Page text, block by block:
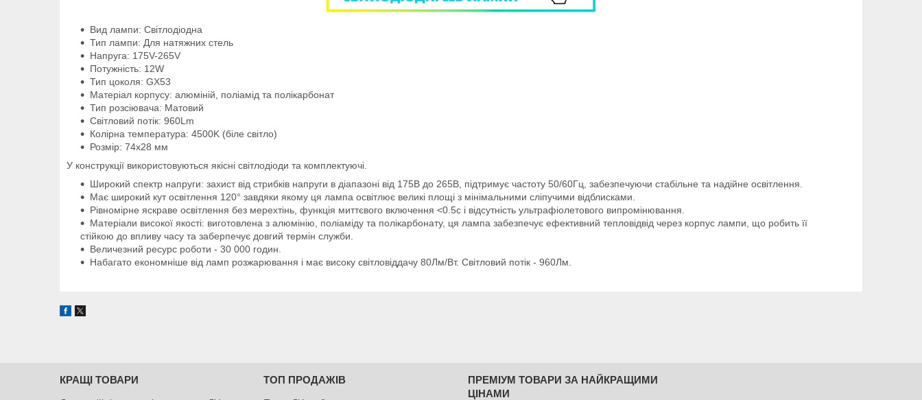
Вид лампи: Світлодіодна
Тип лампи: Для натяжних стель
Напруга: 175V-265V
Потужність: 12W
Тип цоколя: GX53
Матеріал корпусу: алюміній, поліамід та полікарбонат
Тип розсіювача: Матовий
Світловий потік: 960Lm
Колірна температура: 4500K (біле світло)
Розмір: 74х28 мм
У конструкції використовуються якісні світлодіоди та комплектуючі.
Широкий спектр напруги: захист від стрибків напруги в діапазоні від 175В до 265В, підтримує частоту 50/60Гц, забезпечуючи стабільне та надійне освітлення.
Має широкий кут освітлення 120° завдяки якому ця лампа освітлює великі площі з мінімальними сліпучими відблисками.
Рівномірне яскраве освітлення без мерехтінь, функція миттєвого включення <0.5c і відсутність ультрафіолетового випромінювання.
Матеріали високої якості: виготовлена з алюмінію, поліаміду та полікарбонату, ця лампа забезпечує ефективний тепловідвід через корпус лампи, що робить її
стійкою до впливу часу та заберпечує довгий термін служби.
Величезний ресурс роботи - 30 000 годин.
Набагато економніше від ламп розжарювання і має високу світловіддачу 80Лм/Вт. Світловий потік - 960Лм.
КРАЩІ ТОВАРИ ТОП ПРОДАЖІВ
ПРЕМІУМ ТОВАРИ ЗА НАЙКРАЩИМИ
ЦІНАМИ